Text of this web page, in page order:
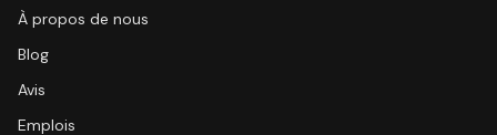
À propos de nous
Blog
Avis
Emplois